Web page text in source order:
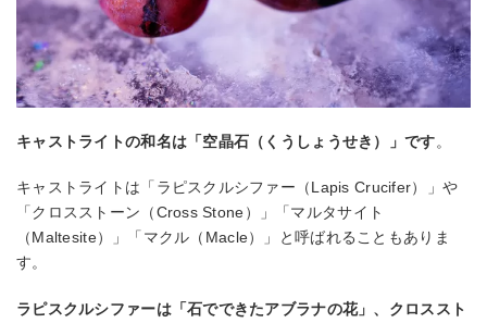
キャストライトの和名は「空晶石（くうしょうせき）」です。
キャストライトは「ラピスクルシファー（Lapis Crucifer）」や
「クロスストーン（Cross Stone）」「マルタサイト
（Maltesite）」「マクル（Macle）」と呼ばれることもありま
す。
ラピスクルシファーは「石でできたアブラナの花」、クロススト